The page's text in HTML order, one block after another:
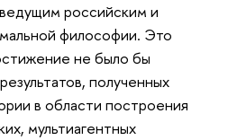
российским и
философии. Это
не было бы
полученных
в области построения
мультиагентных